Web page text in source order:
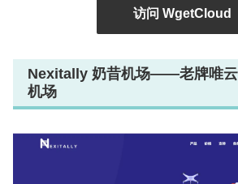
访问 WgetCloud
Nexitally 奶昔机场——老牌唯云
机场